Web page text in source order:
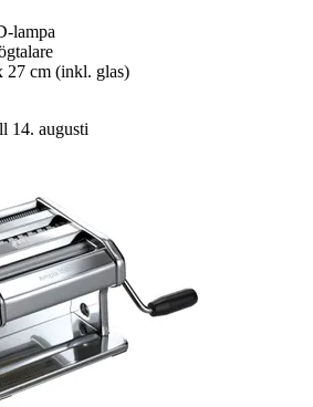
lampa
27 cm (inkl. glas)
14. augusti